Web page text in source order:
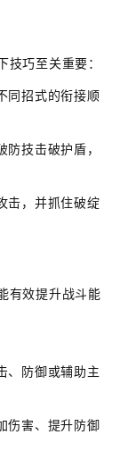
巧至关重要：
同招式的衔接顺
技击破护盾，
击，并抓住破绽
有效提升战斗能
、防御或辅助主
伤害、提升防御